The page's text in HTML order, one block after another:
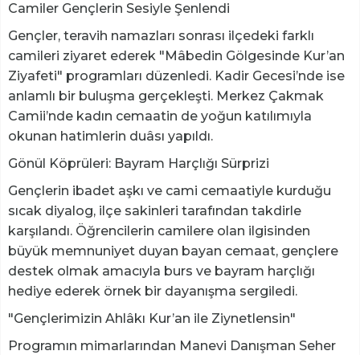
​Camiler Gençlerin Sesiyle Şenlendi
​Gençler, teravih namazları sonrası ilçedeki farklı
camileri ziyaret ederek "Mâbedin Gölgesinde Kur’an
Ziyafeti" programları düzenledi. Kadir Gecesi’nde ise
anlamlı bir buluşma gerçekleşti. Merkez Çakmak
Camii’nde kadın cemaatin de yoğun katılımıyla
okunan hatimlerin duâsı yapıldı.
​Gönül Köprüleri: Bayram Harçlığı Sürprizi
​Gençlerin ibadet aşkı ve cami cemaatiyle kurduğu
sıcak diyalog, ilçe sakinleri tarafından takdirle
karşılandı. Öğrencilerin camilere olan ilgisinden
büyük memnuniyet duyan bayan cemaat, gençlere
destek olmak amacıyla burs ve bayram harçlığı
hediye ederek örnek bir dayanışma sergiledi.
​"Gençlerimizin Ahlâkı Kur’an ile Ziynetlensin"
​Programın mimarlarından Manevi Danışman Seher